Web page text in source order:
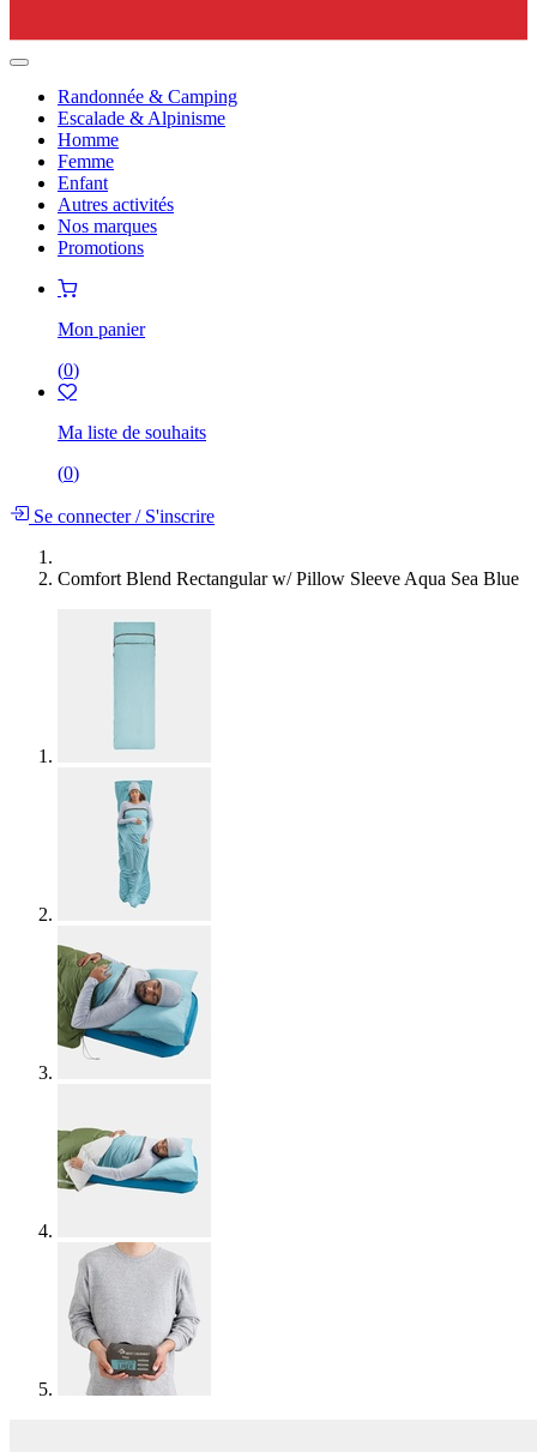
Randonnée & Camping
Escalade & Alpinisme
Homme
Femme
Enfant
Autres activités
Nos marques
Promotions
Mon panier
(0)
Ma liste de souhaits
(0)
Se connecter/S'inscrire
Comfort Blend Rectangular w/ Pillow Sleeve Aqua Sea Blue